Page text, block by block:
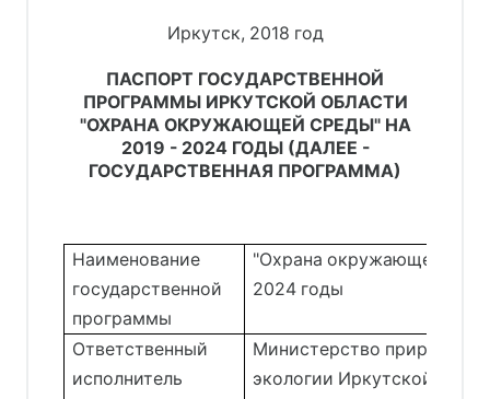
Иркутск, 2018 год
ПАСПОРТ ГОСУДАРСТВЕННОЙ
ПРОГРАММЫ ИРКУТСКОЙ ОБЛАСТИ
"ОХРАНА ОКРУЖАЮЩЕЙ СРЕДЫ" НА
2019 - 2024 ГОДЫ (ДАЛЕЕ -
ГОСУДАРСТВЕННАЯ ПРОГРАММА)
Наименование
государственной
программы
"Охрана окружающей
2024 годы
Ответственный
исполнитель
Министерство природных
экологии Иркутской